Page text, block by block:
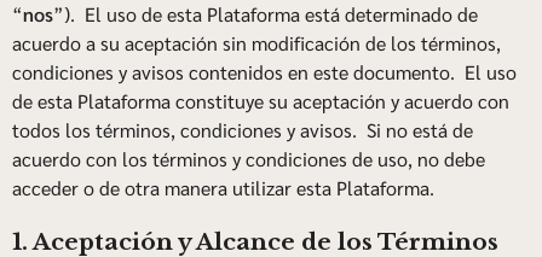
“nos”). El uso de esta Plataforma está determinado de
acuerdo a su aceptación sin modificación de los términos,
condiciones y avisos contenidos en este documento. El uso
de esta Plataforma constituye su aceptación y acuerdo con
todos los términos, condiciones y avisos. Si no está de
acuerdo con los términos y condiciones de uso, no debe
acceder o de otra manera utilizar esta Plataforma.
1. Aceptación y Alcance de los Términos